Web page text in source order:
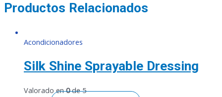
Productos Relacionados
Acondicionadores
Silk Shine Sprayable Dressing
Valorado en0de 5